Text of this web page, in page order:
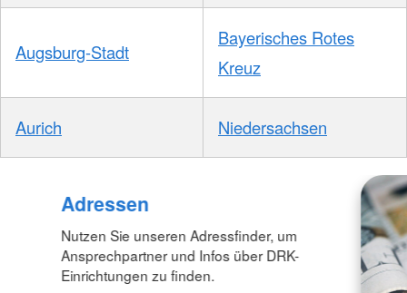
Augsburg-Stadt
Bayerisches Rotes
Kreuz
Aurich Niedersachsen
Adressen
Nutzen Sie unseren Adressfinder, um
Ansprechpartner und Infos über DRK-
Einrichtungen zu finden.